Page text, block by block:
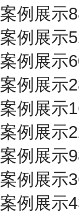
案例展示
案例展示
案例展示
案例展示
案例展示
案例展示
案例展示
案例展示
案例展示